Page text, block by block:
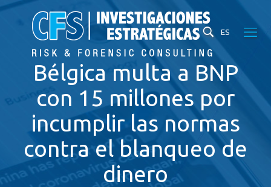
ES
Bélgica multa a BNP
con 15 millones por
incumplir las normas
contra el blanqueo de
dinero